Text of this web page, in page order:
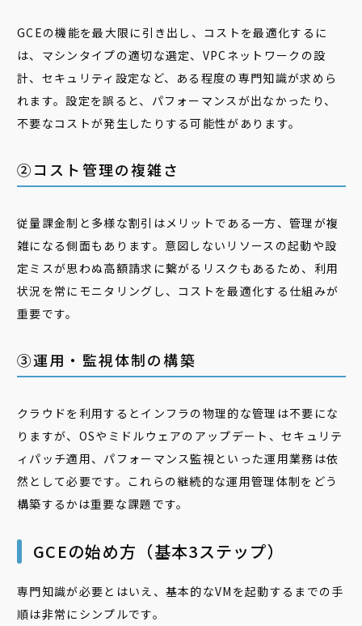
GCEの機能を最大限に引き出し、コストを最適化するに
は、マシンタイプの適切な選定、VPCネットワークの設
計、セキュリティ設定など、ある程度の専門知識が求めら
れます。設定を誤ると、パフォーマンスが出なかったり、
不要なコストが発生したりする可能性があります。
②コスト管理の複雑さ
従量課金制と多様な割引はメリットである一方、管理が複
雑になる側面もあります。意図しないリソースの起動や設
定ミスが思わぬ高額請求に繋がるリスクもあるため、利用
状況を常にモニタリングし、コストを最適化する仕組みが
重要です。
③運用・監視体制の構築
クラウドを利用するとインフラの物理的な管理は不要にな
りますが、OSやミドルウェアのアップデート、セキュリテ
ィパッチ適用、パフォーマンス監視といった運用業務は依
然として必要です。これらの継続的な運用管理体制をどう
構築するかは重要な課題です。
GCEの始め方（基本3ステップ）
専門知識が必要とはいえ、基本的なVMを起動するまでの手
順は非常にシンプルです。